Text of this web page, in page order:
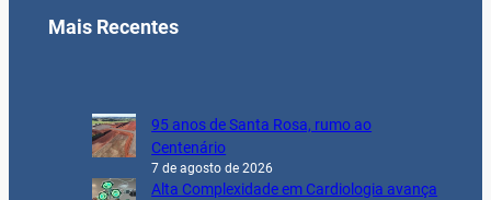
Mais Recentes
95 anos de Santa Rosa, rumo ao
Centenário
7 de agosto de 2026
Alta Complexidade em Cardiologia avança